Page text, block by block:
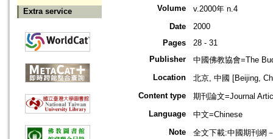
Extra service
Volume
v.2000年 n.4
Date
2000
Pages
28 - 31
Publisher
中國佛教協會=The
Location
北京, 中國 [Beijing,
Content type
期刊論文=Journal
Language
中文=Chinese
Note
全文下載:中國期刊網